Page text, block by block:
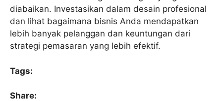
diabaikan. Investasikan dalam desain profesional
dan lihat bagaimana bisnis Anda mendapatkan
lebih banyak pelanggan dan keuntungan dari
strategi pemasaran yang lebih efektif.
Tags:
Share: